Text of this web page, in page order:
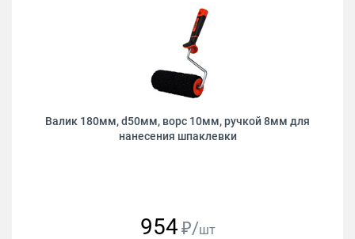
Валик 180мм, d50мм, ворс 10мм, ручкой 8мм для
нанесения шпаклевки
954₽/шт